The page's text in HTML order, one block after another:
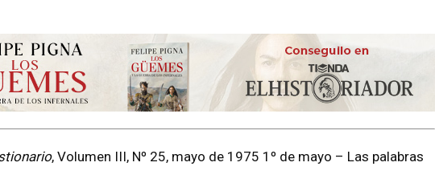
, Volumen III, Nº 25, mayo de 1975 1º de mayo – Las palabras